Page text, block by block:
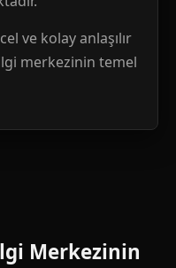
ve kolay anlaşılır
merkezinin temel
Merkezinin